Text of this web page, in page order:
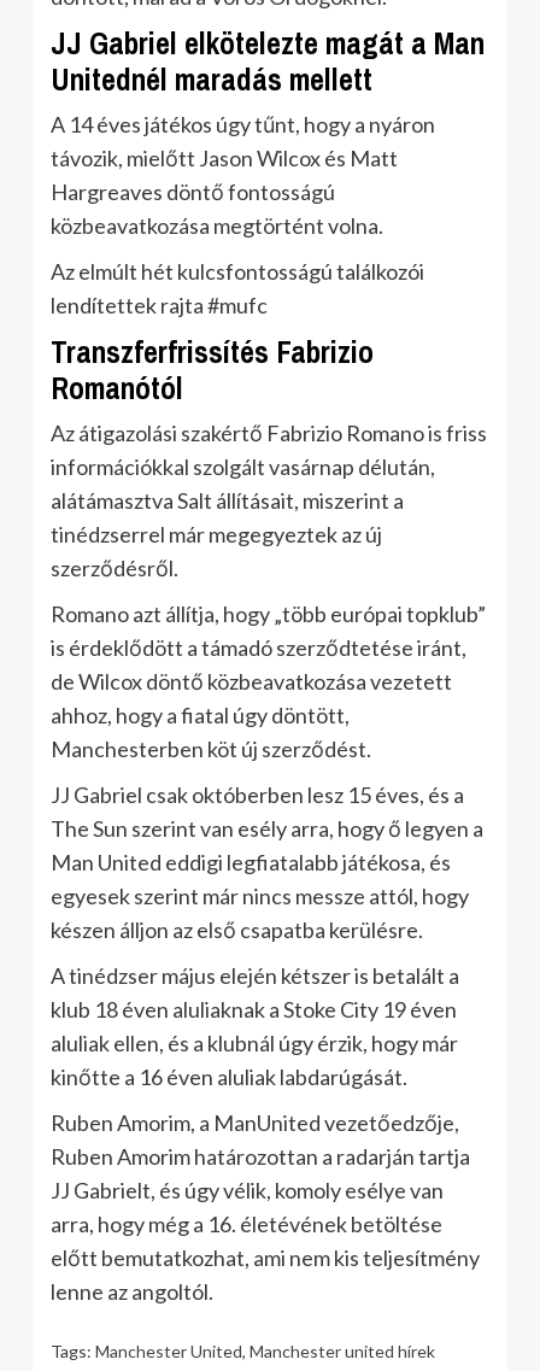
JJ Gabriel elkötelezte magát a Man
Unitednél maradás mellett
A 14 éves játékos úgy tűnt, hogy a nyáron
távozik, mielőtt Jason Wilcox és Matt
Hargreaves döntő fontosságú
közbeavatkozása megtörtént volna.
Az elmúlt hét kulcsfontosságú találkozói
lendítettek rajta #mufc
Transzferfrissítés Fabrizio
Romanótól
Az átigazolási szakértő Fabrizio Romano is friss
információkkal szolgált vasárnap délután,
alátámasztva Salt állításait, miszerint a
tinédzserrel már megegyeztek az új
szerződésről.
Romano azt állítja, hogy „több európai topklub”
is érdeklődött a támadó szerződtetése iránt,
de Wilcox döntő közbeavatkozása vezetett
ahhoz, hogy a fiatal úgy döntött,
Manchesterben köt új szerződést.
JJ Gabriel csak októberben lesz 15 éves, és a
The Sun szerint van esély arra, hogy ő legyen a
Man United eddigi legfiatalabb játékosa, és
egyesek szerint már nincs messze attól, hogy
készen álljon az első csapatba kerülésre.
A tinédzser május elején kétszer is betalált a
klub 18 éven aluliaknak a Stoke City 19 éven
aluliak ellen, és a klubnál úgy érzik, hogy már
kinőtte a 16 éven aluliak labdarúgását.
Ruben Amorim, a ManUnited vezetőedzője,
Ruben Amorim határozottan a radarján tartja
JJ Gabrielt, és úgy vélik, komoly esélye van
arra, hogy még a 16. életévének betöltése
előtt bemutatkozhat, ami nem kis teljesítmény
lenne az angoltól.
Tags: Manchester United, Manchester united hírek